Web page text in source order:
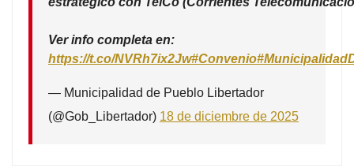
Ver info completa en:
https://t.co/NVRh7ix2Jw#Convenio
— Municipalidad de Pueblo Libertador
(@Gob_Libertador) 18 de diciembre de 2025